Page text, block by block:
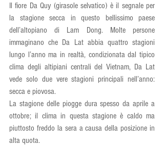
Il fiore Da Quy (girasole selvatico) è il segnale per
la stagione secca in questo bellissimo paese
dell’altopiano di Lam Dong. Molte persone
immaginano che Da Lat abbia quattro stagioni
lungo l’anno ma in realtà, condizionata dal tipico
clima degli altipiani centrali del Vietnam, Da Lat
vede solo due vere stagioni principali nell’anno:
secca e piovosa.
La stagione delle piogge dura spesso da aprile a
ottobre; il clima in questa stagione è caldo ma
piuttosto freddo la sera a causa della posizione in
alta quota.